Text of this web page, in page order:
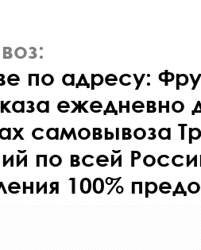
по адресу:
ежедневно
самовывоза
по всей
100%